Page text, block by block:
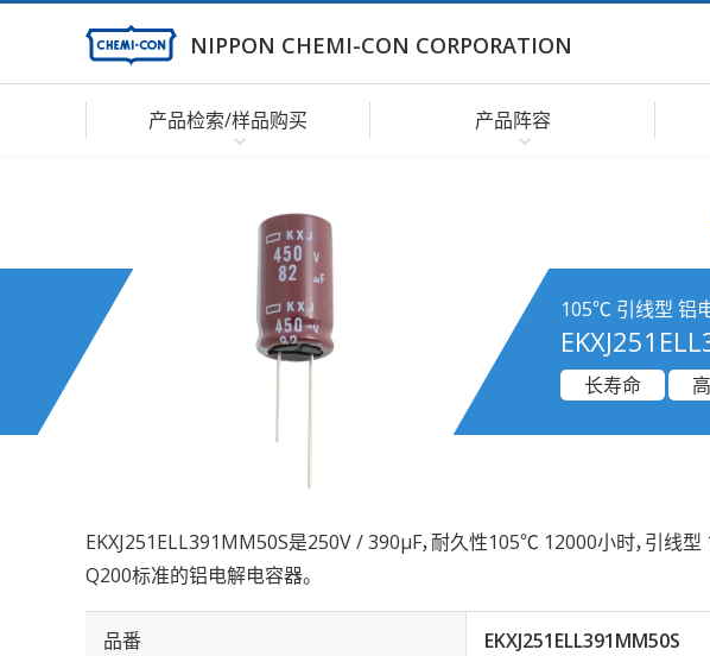
NIPPON CHEMI-CON CORPORATION
产品检索/样品购买 产品阵容
105℃ 引线型 铝
长寿命
EKXJ251ELL391MM50S是250V / 390µF，耐久性105℃ 12000小时，引线
Q200标准的铝电解电容器。
品番 EKXJ251ELL391MM50S